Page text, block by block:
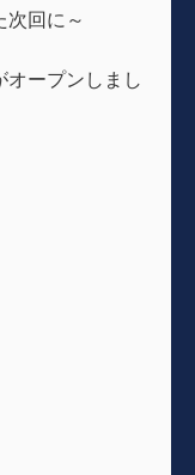
回に～
ープンしまし